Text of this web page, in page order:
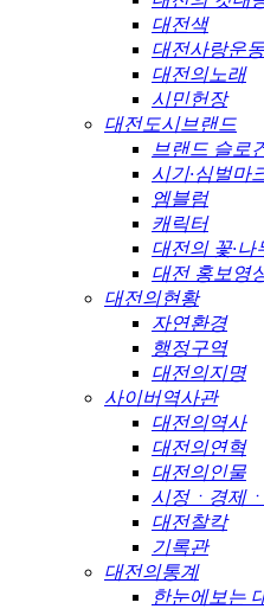
대전색
대전사랑운동
대전의노래
시민헌장
대전도시브랜드
브랜드 슬로
시기·심벌마
엠블럼
캐릭터
대전의 꽃·나
대전 홍보영
대전의현황
자연환경
행정구역
대전의지명
사이버역사관
대전의역사
대전의연혁
대전의인물
시정ㆍ경제
대전찰칵
기록관
대전의통계
한눈에보는